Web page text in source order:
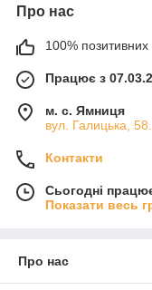
Про нас
100% позитивних
Працює з
м. с. Ямниця
вул. Галицька,
Контакти
Сьогодні
Показати весь
Про нас